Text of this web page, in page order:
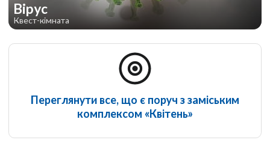
Вірус
Квест-кімната
Переглянути все, що є поруч з заміським
комплексом «Квітень»